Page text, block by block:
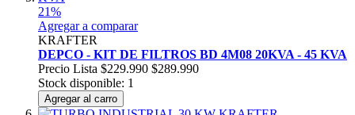
21%
Agregar a comparar
KRAFTER
DEPCO - KIT DE FILTROS BD 4M08 20KVA - 45 KVA
Precio Lista $229.990 $289.990
Stock disponible: 1
Agregar al carro